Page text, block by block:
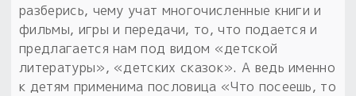
разберись, чему учат многочисленные книги и
фильмы, игры и передачи, то, что подается и
предлагается нам под видом «детской
литературы», «детских сказок». А ведь именно
к детям применима пословица «Что посеешь, то